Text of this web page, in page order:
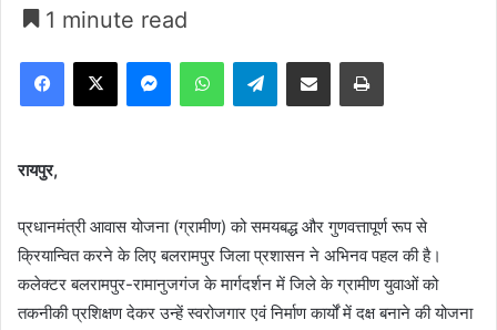
1 minute read
Facebook
X MessengerWhatsAppTelegramShare via Email Print
रायपुर,
प्रधानमंत्री आवास योजना (ग्रामीण) को समयबद्ध और गुणवत्तापूर्ण रूप से
क्रियान्वित करने के लिए बलरामपुर जिला प्रशासन ने अभिनव पहल की है।
कलेक्टर बलरामपुर-रामानुजगंज के मार्गदर्शन में जिले के ग्रामीण युवाओं को
तकनीकी प्रशिक्षण देकर उन्हें स्वरोजगार एवं निर्माण कार्यों में दक्ष बनाने की योजना